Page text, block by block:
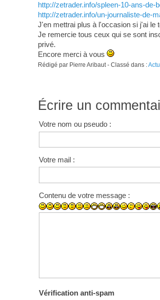
http://zetrader.info/spleen-10-ans-de-
http://zetrader.info/un-journaliste-de-
J'en mettrai plus à l'occasion si j'ai le
Je remercie tous ceux qui se sont
privé.
Encore merci à vous
Rédigé par Pierre Aribaut - Classé dans :
Écrire un
Votre nom ou pseudo :
Votre mail :
Contenu de votre message :
Vérification anti-spam